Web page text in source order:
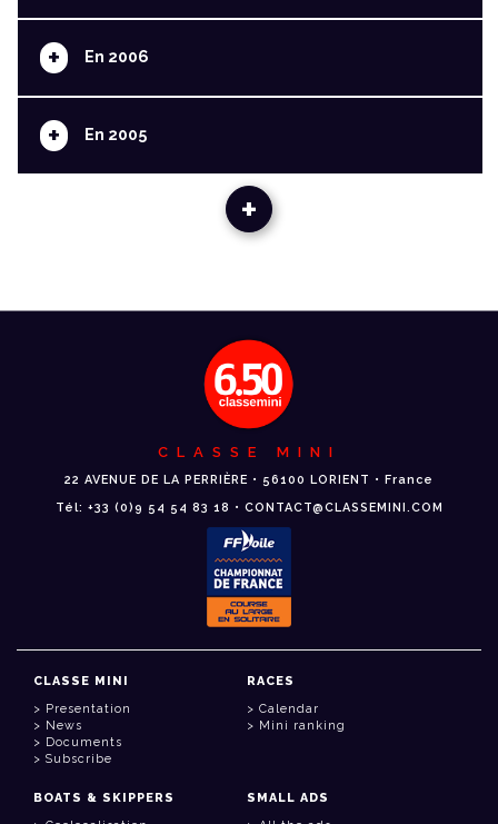
+ En 2006
+ En 2005
+
CLASSE MINI
22 AVENUE DE LA PERRIÈRE • 56100 LORIENT • France
Tél: +33 (0)9 54 54 83 18 • CONTACT@CLASSEMINI.COM
CLASSE MINI
Presentation
News
Documents
Subscribe
RACES
Calendar
Mini ranking
BOATS & SKIPPERS
SMALL ADS